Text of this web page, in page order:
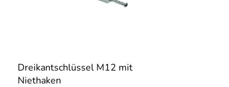
Dreikantschlüssel M12 mit
Niethaken